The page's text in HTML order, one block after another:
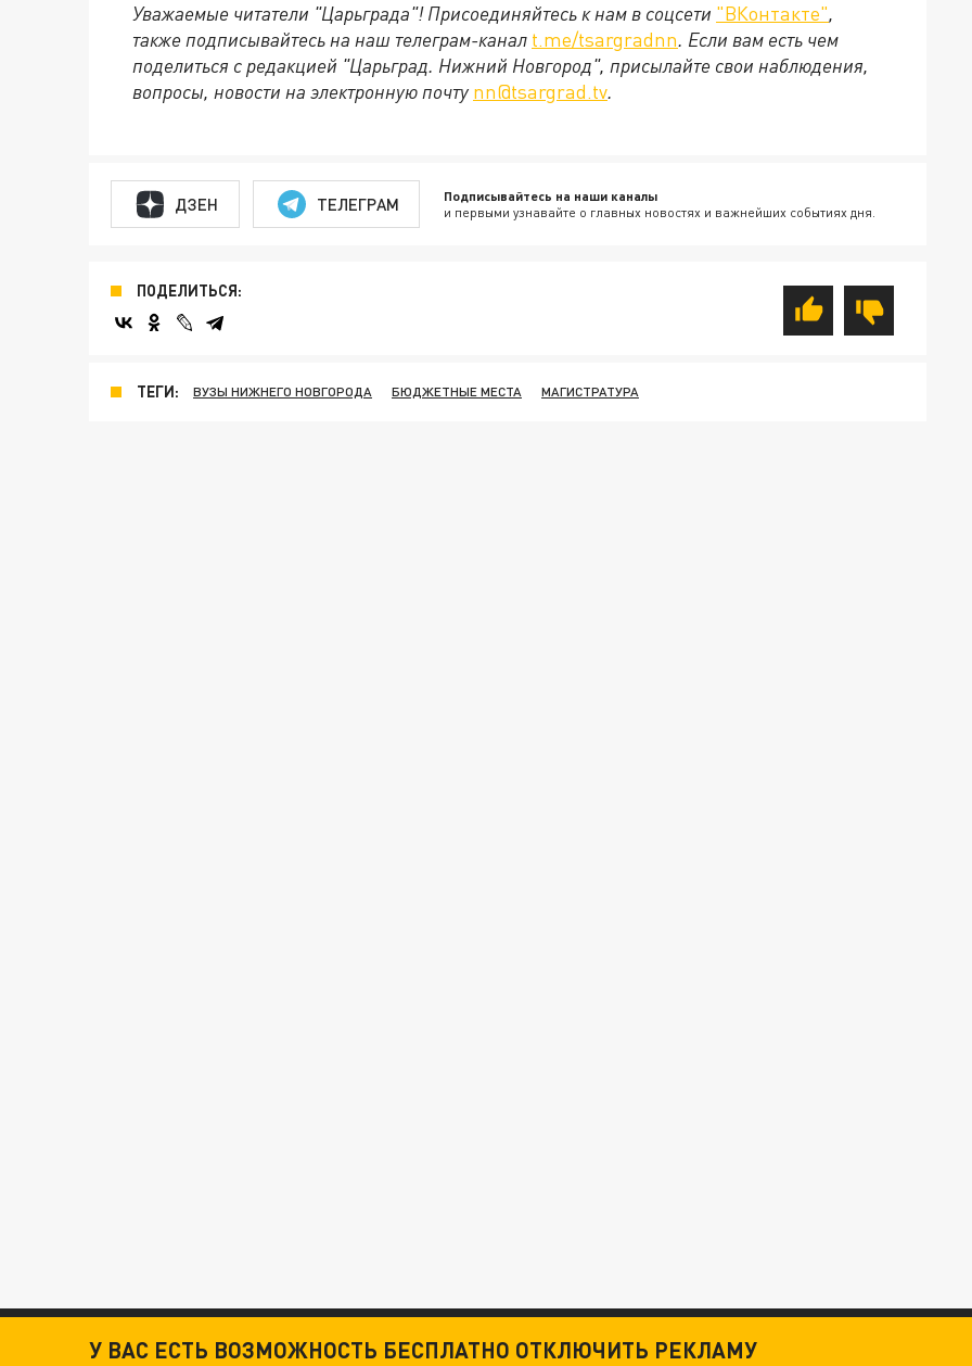
Уважаемые читатели "Царьграда"!Присоединяйтесь к нам в соцсети "ВКонтакте",
также подписывайтесь на наш телеграм-канал t.me/tsargradnn. Если вам есть чем
поделиться с редакцией "Царьград. Нижний Новгород", присылайте свои наблюдения,
вопросы, новости на электронную почту nn@tsargrad.tv.
ДЗЕН ТЕЛЕГРАМ Подписывайтесь на наши каналы
и первыми узнавайте о главных новостях и важнейших событиях дня.
ПОДЕЛИТЬСЯ:
ТЕГИ: ВУЗЫ НИЖНЕГО НОВГОРОДА БЮДЖЕТНЫЕ МЕСТА МАГИСТРАТУРА
У ВАС ЕСТЬ ВОЗМОЖНОСТЬ БЕСПЛАТНО ОТКЛЮЧИТЬ РЕКЛАМУ